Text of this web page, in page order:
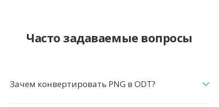
Часто задаваемые вопросы
Зачем конвертировать PNG в ODT?